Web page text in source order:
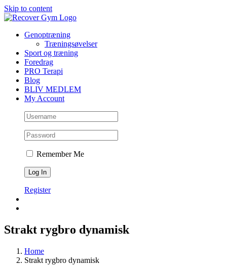
Skip to content
Genoptræning
Træningsøvelser
Sport og træning
Foredrag
PRO Terapi
Blog
BLIV MEDLEM
My Account
Remember Me
Register
Strakt rygbro dynamisk
Home
Strakt rygbro dynamisk